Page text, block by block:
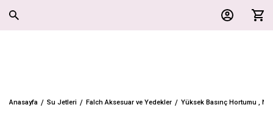
Anasayfa Su Jetleri Falch Aksesuar ve Yedekler Yüksek Basınç Hortumu ,